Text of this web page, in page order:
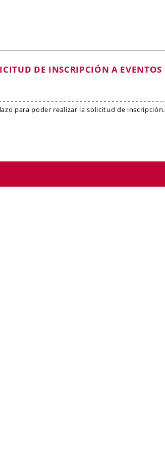
DE INSCRIPCIÓN A EVENTOS
para poder realizar la solicitud de inscripción.